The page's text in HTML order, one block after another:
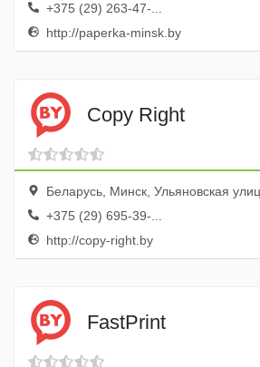
+375 (29) 263-47-...
http://paperka-minsk.by
Copy Right
Беларусь, Минск, Ульяновская
+375 (29) 695-39-...
http://copy-right.by
FastPrint